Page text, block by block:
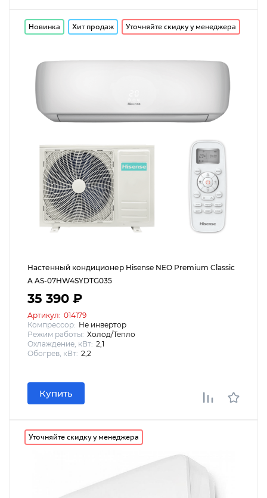
Новинка Хит продаж Уточняйте скидку у менеджера
Настенный кондиционер Hisense NEO Premium Classic
A AS-07HW4SYDTG035
35 390 ₽
Артикул: 014179
Компрессор: Не инвертор
Режим работы: Холод/Тепло
Охлаждение, кВт: 2,1
Обогрев, кВт: 2,2
Купить
Уточняйте скидку у менеджера